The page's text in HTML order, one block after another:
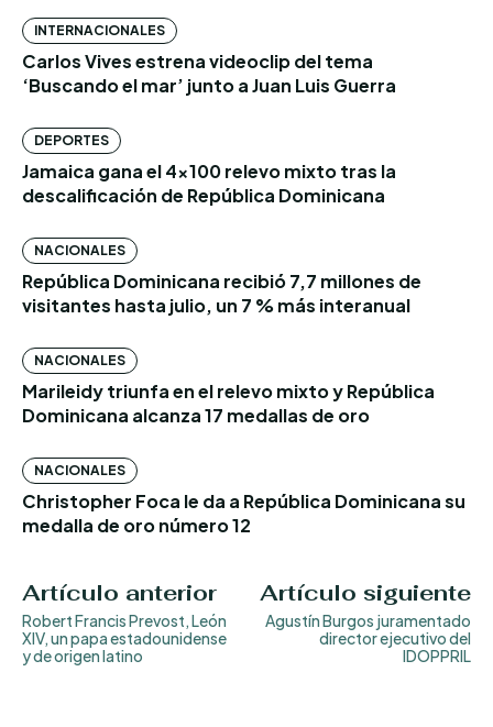
INTERNACIONALES
Carlos Vives estrena videoclip del tema
‘Buscando el mar’ junto a Juan Luis Guerra
DEPORTES
Jamaica gana el 4×100 relevo mixto tras la
descalificación de República Dominicana
NACIONALES
República Dominicana recibió 7,7 millones de
visitantes hasta julio, un 7 % más interanual
NACIONALES
Marileidy triunfa en el relevo mixto y República
Dominicana alcanza 17 medallas de oro
NACIONALES
Christopher Foca le da a República Dominicana su
medalla de oro número 12
Artículo anterior
Robert Francis Prevost, León
XIV, un papa estadounidense
y de origen latino
Artículo siguiente
Agustín Burgos juramentado
director ejecutivo del
IDOPPRIL